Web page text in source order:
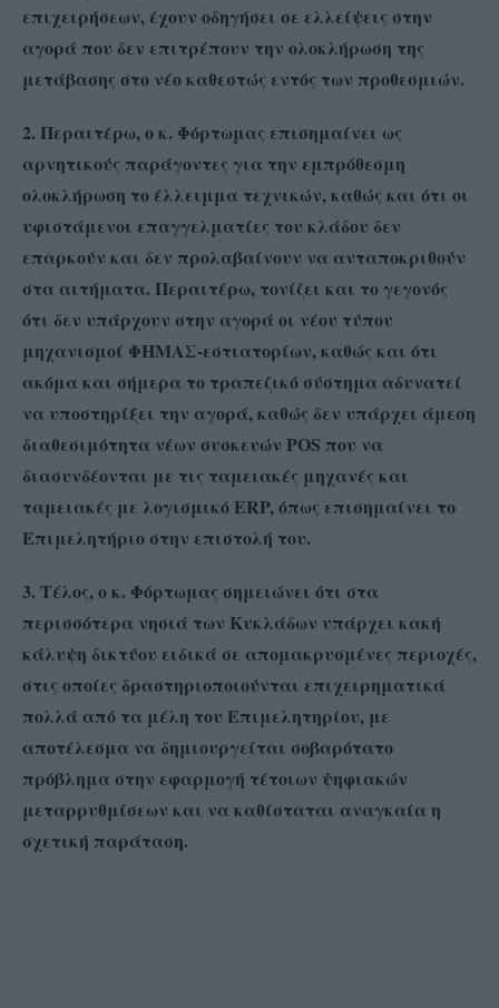
επιχειρήσεων, έχουν οδηγήσει σε ελλείψεις στην
αγορά που δεν επιτρέπουν την ολοκλήρωση της
μετάβασης στο νέο καθεστώς εντός των προθεσμιών.
2. Περαιτέρω, ο κ. Φόρτωμας επισημαίνει ως
αρνητικούς παράγοντες για την εμπρόθεσμη
ολοκλήρωση το έλλειμμα τεχνικών, καθώς και ότι οι
υφιστάμενοι επαγγελματίες του κλάδου δεν
επαρκούν και δεν προλαβαίνουν να ανταποκριθούν
στα αιτήματα. Περαιτέρω, τονίζει και το γεγονός
ότι δεν υπάρχουν στην αγορά οι νέου τύπου
μηχανισμοί ΦΗΜΑΣ-εστιατορίων, καθώς και ότι
ακόμα και σήμερα το τραπεζικό σύστημα αδυνατεί
να υποστηρίξει την αγορά, καθώς δεν υπάρχει άμεση
διαθεσιμότητα νέων συσκευών POS που να
διασυνδέονται με τις ταμειακές μηχανές και
ταμειακές με λογισμικό ERP, όπως επισημαίνει το
Επιμελητήριο στην επιστολή του.
3. Τέλος, ο κ. Φόρτωμας σημειώνει ότι στα
περισσότερα νησιά των Κυκλάδων υπάρχει κακή
κάλυψη δικτύου ειδικά σε απομακρυσμένες περιοχές,
στις οποίες δραστηριοποιούνται επιχειρηματικά
πολλά από τα μέλη του Επιμελητηρίου, με
αποτέλεσμα να δημιουργείται σοβαρότατο
πρόβλημα στην εφαρμογή τέτοιων ψηφιακών
μεταρρυθμίσεων και να καθίσταται αναγκαία η
σχετική παράταση.